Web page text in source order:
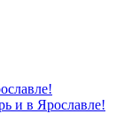
и в Ярославле!